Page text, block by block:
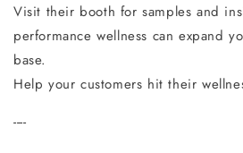
Visit their booth for samples and
performance wellness can expand
base.
Help your customers hit their
----